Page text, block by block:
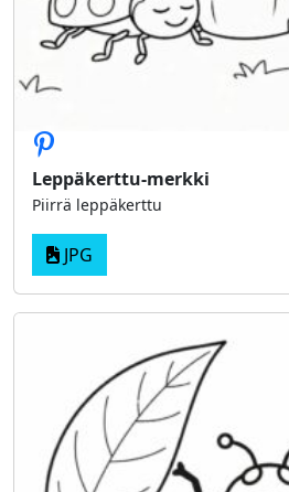
Leppäkerttu-merkki
Piirrä leppäkerttu
JPG